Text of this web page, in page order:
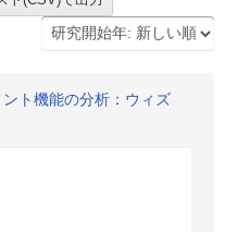
ト機能の分析：ウィズ